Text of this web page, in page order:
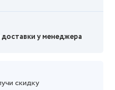
у менеджера
скидку